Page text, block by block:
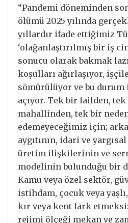
“Pandemi döneminden
ölümü 2025 yılında
yıllardır ifade ettiğimiz
‘olağanlaştırılmış bir iş
sonucu olarak bakmak
koşulları ağırlaşıyor,
sömürülüyor ve bu
açıyor. Tek bir failden,
mahallinden, tek bir
edemeyeceğimiz için;
aygıtının, idari ve
üretim ilişkilerinin ve
modelinin bulunduğu bir
Kamu veya özel sektör,
istihdam, çocuk veya
kır veya kent fark
rejimi ölçeği mekan ve